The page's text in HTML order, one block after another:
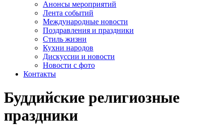
Анонсы мероприятий
Лента событий
Международные новости
Поздравления и праздники
Cтиль жизни
Кухни народов
Дискуссии и новости
Новости с фото
Контакты
Буддийские религиозные
праздники